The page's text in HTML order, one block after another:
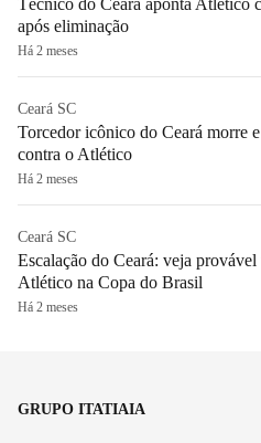
após eliminação
Há 2 meses
Ceará SC
Torcedor icônico do Ceará morre
contra o Atlético
Há 2 meses
Ceará SC
Escalação do Ceará: veja
Atlético na Copa do Brasil
Há 2 meses
GRUPO ITATIAIA